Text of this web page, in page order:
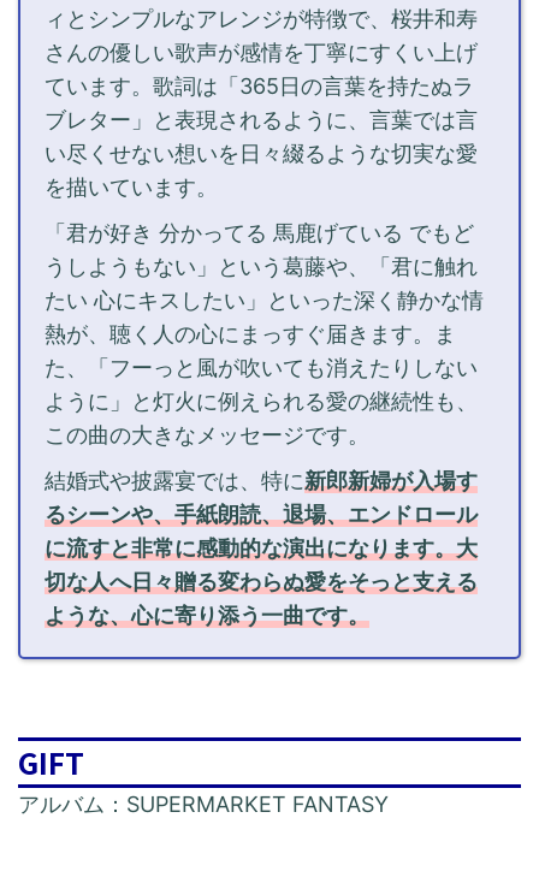
ィとシンプルなアレンジが特徴で、桜井和寿
さんの優しい歌声が感情を丁寧にすくい上げ
ています。歌詞は「365日の言葉を持たぬラ
ブレター」と表現されるように、言葉では言
い尽くせない想いを日々綴るような切実な愛
を描いています。
「君が好き 分かってる 馬鹿げている でもど
うしようもない」という葛藤や、「君に触れ
たい 心にキスしたい」といった深く静かな情
熱が、聴く人の心にまっすぐ届きます。ま
た、「フーっと風が吹いても消えたりしない
ように」と灯火に例えられる愛の継続性も、
この曲の大きなメッセージです。
結婚式や披露宴では、特に新郎新婦が入場す
るシーンや、手紙朗読、退場、エンドロール
に流すと非常に感動的な演出になります。大
切な人へ日々贈る変わらぬ愛をそっと支える
ような、心に寄り添う一曲です。
GIFT
アルバム：SUPERMARKET FANTASY